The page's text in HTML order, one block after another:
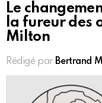
Le
la fureur des
Milton
Rédigé par Bertrand